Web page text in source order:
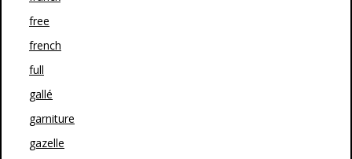
free
french
full
gallé
garniture
gazelle